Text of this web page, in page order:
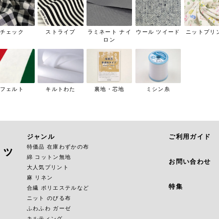
チェック ストライプ
ラミネート ナイ
ロン
ウール ツイード ニットプリ
フェルト キルトわた 裏地・芯地 ミシン糸
ジャンル
特価品 在庫わずかの布
綿 コットン無地
大人気プリント
麻 リネン
合繊 ポリエステルなど
ニット のびる布
ふわふわ ガーゼ
ご利用ガイド
お問い合わせ
特集